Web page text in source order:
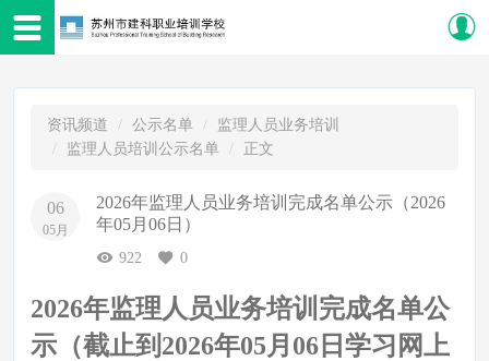
资讯频道 公示名单
监理人员业务培训
监理人员培训公示名单
正文
06
05月
2026年监理人员业务培训完成名单公示（2026
年05月06日）
922 0
2026年监理人员业务培训完成名单公
示（截止到2026年05月06日学习网上